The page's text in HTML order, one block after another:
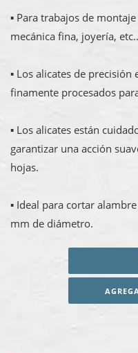
▪ Para trabajos de
mecánica fina, joyería,
▪ Los alicates de
finamente procesados
▪ Los alicates están
garantizar una acción
hojas.
▪ Ideal para cortar
mm de diámetro.